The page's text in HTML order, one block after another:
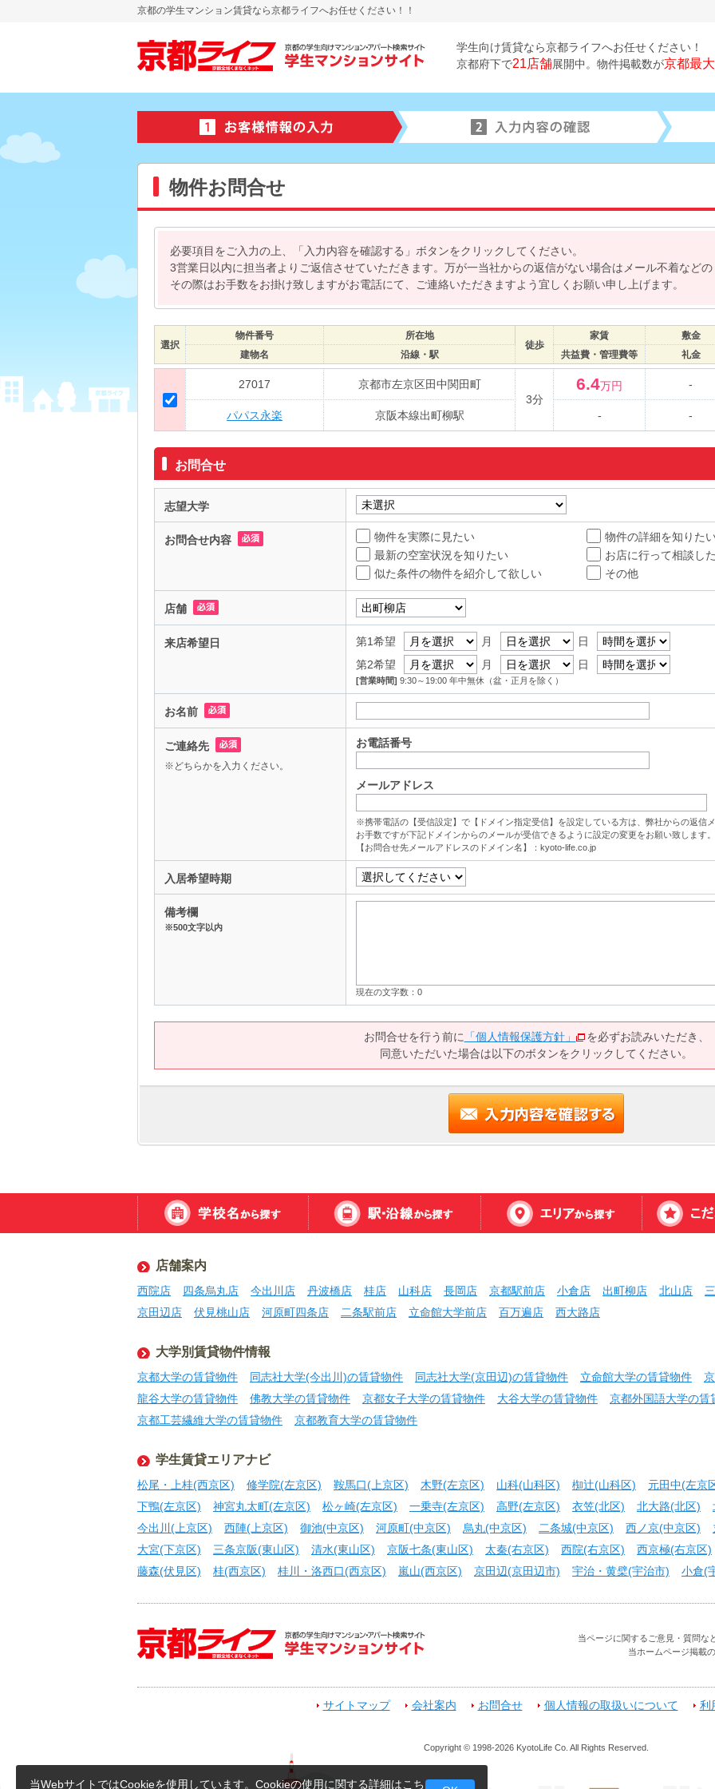
当WebサイトではCookieを使用しています。Cookieの使用に関する詳細はこち
京都の学生マンション賃貸なら京都ライフへお任せください！！
学生向け賃貸なら京都ライフへお任せください！
京都府下で21店舗展開中。物件掲載数が京都最
物件お問合せ
必要項目をご入力の上、「入力内容を確認する」ボタンをクリックしてください。
3営業日以内に担当者よりご返信させていただきます。万が一当社からの返信がない場合はメール不着などの
その際はお手数をお掛け致しますがお電話にて、ご連絡いただきますよう宜しくお願い申し上げます。
選択
物件番号
所在地
徒歩
家賃 敷金
建物名
沿線・駅 共益費・管理費等 礼金
27017
京都市左京区田中関田町
3分
6.4万円 -
パパス永楽 京阪本線出町柳駅 - -
お問合せ
志望大学
お問合せ内容 物件を実際に見たい
物件の詳細を知りたい
最新の空室状況を知りたい
お店に行って相談し
似た条件の物件を紹介して欲しい
その他
店舗
来店希望日 第1希望 月
日
第2希望
月 日
[営業時間] 9:30～19:00 年中無休（盆・正月を除く）
お名前
ご連絡先
※どちらかを入力ください。
お電話番号
メールアドレス
※携帯電話の【受信設定】で【ドメイン指定受信】を設定している方は、弊社からの返信
お手数ですが下記ドメインからのメールが受信できるように設定の変更をお願い致します。
【お問合せ先メールアドレスのドメイン名】：kyoto-life.co.jp
入居希望時期
備考欄
※500文字以内
現在の文字数： 0
お問合せを行う前に 「個人情報保護方針」
を必ずお読みいただき、
同意いただいた場合は以下のボタンをクリックしてください。
店舗案内
西院店 四条烏丸店 今出川店 丹波橋店 桂店 山科店 長岡店 京都駅前店 小倉店 出町柳店 北山店
京田辺店
伏見桃山店 河原町四条店 二条駅前店 立命館大学前店 百万遍店 西大路店
大学別賃貸物件情報
京都大学の賃貸物件 同志社大学(今出川)の賃貸物件 同志社大学(京田辺)の賃貸物件 立命館大学の賃貸物件
龍谷大学の賃貸物件
佛教大学の賃貸物件 京都女子大学の賃貸物件 大谷大学の賃貸物件 京都外国語大学の賃
京都工芸繊維大学の賃貸物件
京都教育大学の賃貸物件
学生賃貸エリアナビ
松尾・上桂(西京区) 修学院(左京区) 鞍馬口(上京区) 木野(左京区) 山科(山科区) 椥辻(山科区) 元田中(左京
下鴨(左京区)
神宮丸太町(左京区) 松ヶ崎(左京区) 一乗寺(左京区) 高野(左京区) 衣笠(北区) 北大路(北区)
今出川(上京区)
西陣(上京区) 御池(中京区) 河原町(中京区) 烏丸(中京区) 二条城(中京区) 西ノ京(中京区)
大宮(下京区)
三条京阪(東山区) 清水(東山区) 京阪七条(東山区) 太秦(右京区) 西院(右京区) 西京極(右京区)
藤森(伏見区)
桂(西京区) 桂川・洛西口(西京区) 嵐山(西京区) 京田辺(京田辺市) 宇治・黄檗(宇治市) 小倉(
当ページに関するご意見・質問な
当ホームページ掲載
サイトマップ 会社案内 お問合せ 個人情報の取扱いについて 利
Copyright © 1998-2026 KyotoLife Co. All Rights Reserved.